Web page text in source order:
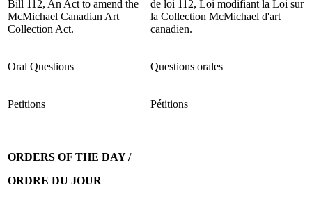
Bill 112, An Act to amend the
McMichael Canadian Art
Collection Act.
de loi 112, Loi modifiant la Loi sur
la Collection McMichael d'art
canadien.
Oral Questions Questions orales
Petitions Pétitions
ORDERS OF THE DAY /
ORDRE DU JOUR